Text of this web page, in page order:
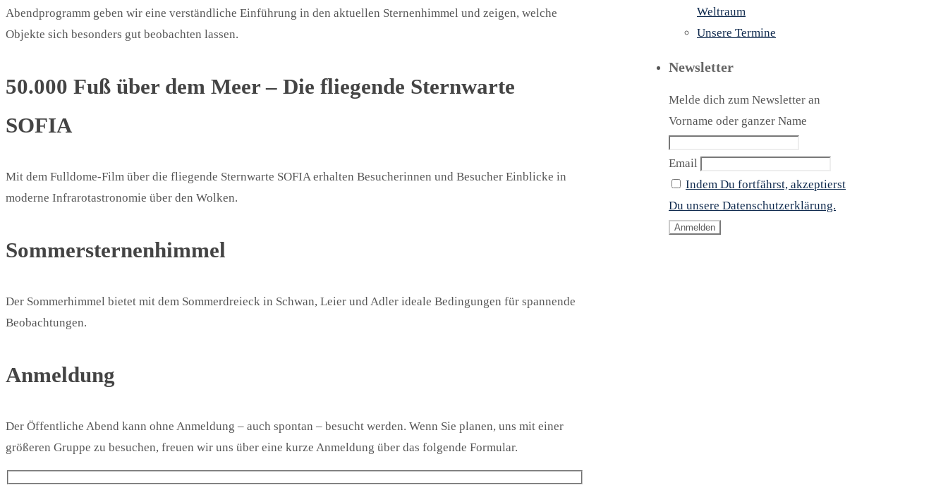
Abendprogramm geben wir eine verständliche Einführung in den aktuellen Sternenhimmel und zeigen, welche
Objekte sich besonders gut beobachten lassen.
50.000 Fuß über dem Meer – Die fliegende Sternwarte
SOFIA
Mit dem Fulldome-Film über die fliegende Sternwarte SOFIA erhalten Besucherinnen und Besucher Einblicke in
moderne Infrarotastronomie über den Wolken.
Sommersternenhimmel
Der Sommerhimmel bietet mit dem Sommerdreieck in Schwan, Leier und Adler ideale Bedingungen für spannende
Beobachtungen.
Anmeldung
Der Öffentliche Abend kann ohne Anmeldung – auch spontan – besucht werden. Wenn Sie planen, uns mit einer
größeren Gruppe zu besuchen, freuen wir uns über eine kurze Anmeldung über das folgende Formular.
Weltraum
Unsere Termine
Newsletter
Melde dich zum Newsletter an
Vorname oder ganzer Name
Email
Indem Du fortfährst, akzeptierst
Du unsere Datenschutzerklärung.